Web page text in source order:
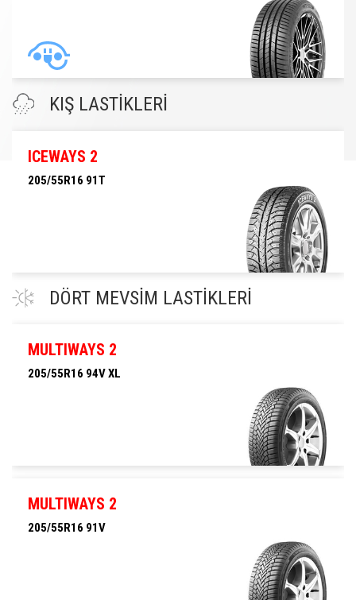
KIŞ LASTİKLERİ
ICEWAYS 2
205/55R16 91T
DÖRT MEVSİM LASTİKLERİ
MULTIWAYS 2
205/55R16 94V XL
MULTIWAYS 2
205/55R16 91V